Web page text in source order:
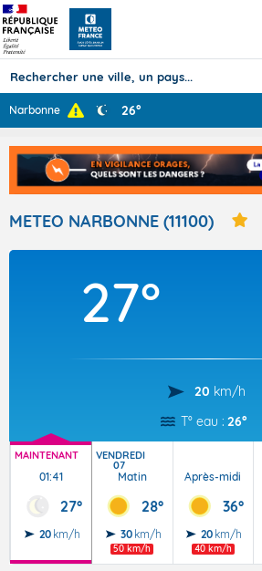
Prévisions
TOUS LES RÉSULTATS
Articles
Narbonne 26°
METEO NARBONNE (11100)
27°
20 km/h
T° eau : 26°
MAINTENANT
01:41
27°
20 km/h
VENDREDI
07
Matin
28°
30 km/h
50 km/h
Après-midi
36°
20 km/h
40 km/h